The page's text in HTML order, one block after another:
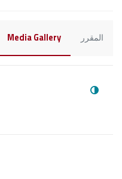
المقرر Media Gallery